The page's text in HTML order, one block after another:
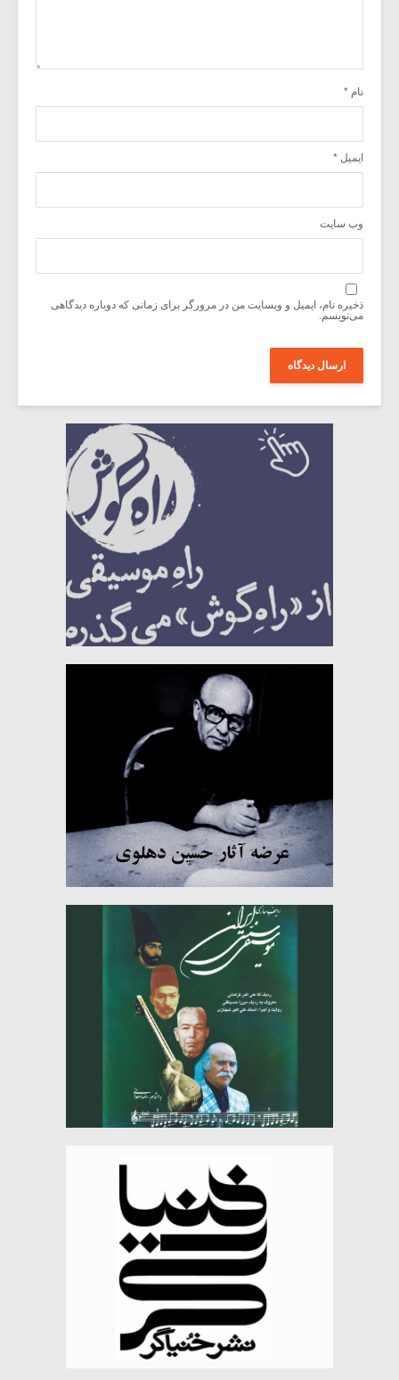
نام *
ایمیل *
وب‌ سایت
ذخیره نام، ایمیل و وبسایت من در مرورگر برای زمانی که دوباره دیدگاهی
می‌نویسم.